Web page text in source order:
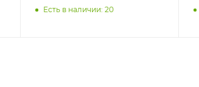
Есть в наличии: 20